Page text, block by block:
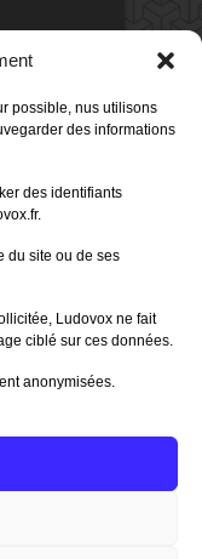
possible, nus utilisons
des informations
des identifiants
du site ou de ses
Ludovox ne fait
ciblé sur ces données.
anonymisées.
- Ciao
80%
- Ciao